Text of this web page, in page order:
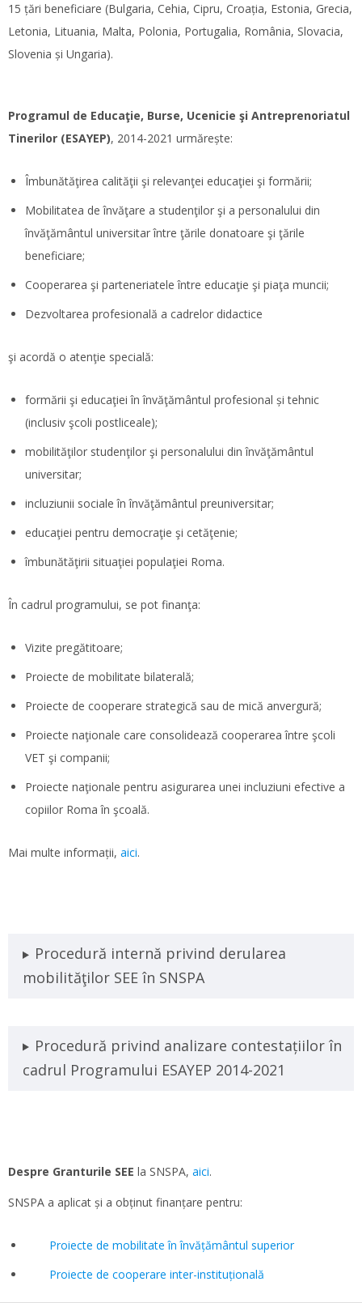
15 țări beneficiare (Bulgaria, Cehia, Cipru, Croația, Estonia, Grecia,
Letonia, Lituania, Malta, Polonia, Portugalia, România, Slovacia,
Slovenia și Ungaria).
Programul de Educaţie, Burse, Ucenicie şi Antreprenoriatul
Tinerilor (ESAYEP), 2014-2021 urmărește:
Îmbunătăţirea calităţii şi relevanţei educaţiei şi formării;
Mobilitatea de învăţare a studenţilor şi a personalului din
învăţământul universitar între ţările donatoare şi ţările
beneficiare;
Cooperarea şi parteneriatele între educaţie şi piaţa muncii;
Dezvoltarea profesională a cadrelor didactice
şi acordă o atenţie specială:
formării şi educaţiei în învăţământul profesional și tehnic
(inclusiv şcoli postliceale);
mobilităţilor studenţilor şi personalului din învăţământul
universitar;
incluziunii sociale în învăţământul preuniversitar;
educaţiei pentru democraţie şi cetăţenie;
îmbunătăţirii situaţiei populaţiei Roma.
În cadrul programului, se pot finanţa:
Vizite pregătitoare;
Proiecte de mobilitate bilaterală;
Proiecte de cooperare strategică sau de mică anvergură;
Proiecte naţionale care consolidează cooperarea între şcoli
VET şi companii;
Proiecte naţionale pentru asigurarea unei incluziuni efective a
copiilor Roma în şcoală.
Mai multe informații, aici.
Procedură internă privind derularea
mobilităţilor SEE în SNSPA
Procedură privind analizare contestațiilor în
cadrul Programului ESAYEP 2014-2021
Despre Granturile SEE la SNSPA, aici.
SNSPA a aplicat și a obținut finanțare pentru:
Proiecte de mobilitate în învățământul superior
Proiecte de cooperare inter-instituțională